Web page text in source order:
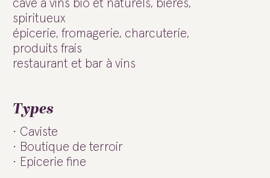
cave à vins bio et naturels, bières,
spiritueux
épicerie, fromagerie, charcuterie,
produits frais
restaurant et bar à vins
Types
Caviste
Boutique de terroir
Epicerie fine